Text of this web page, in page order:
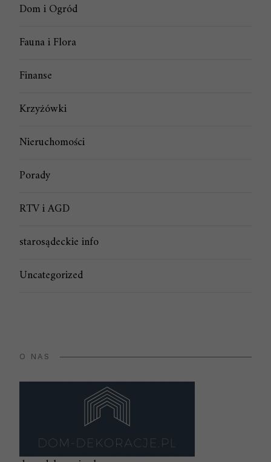
Dom i Ogród
Fauna i Flora
Finanse
Krzyżówki
Nieruchomości
Porady
RTV i AGD
starosądeckie info
Uncategorized
O NAS